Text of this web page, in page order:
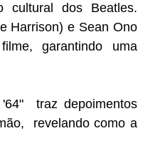
cultural dos Beatles.
Harrison) e Sean Ono
garantindo uma
traz depoimentos
revelando como a